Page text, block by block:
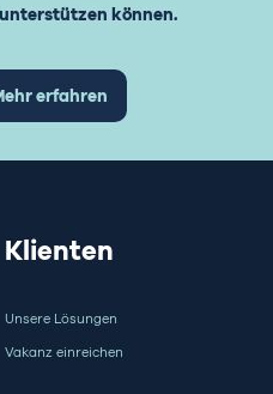
können.
erfahren
Klienten
Unsere Lösungen
Vakanz einreichen